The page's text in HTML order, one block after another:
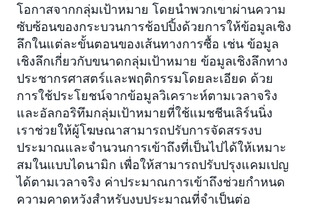
โอกาสจากกลุ่มเป้าหมาย โดยนำพวกเขาผ่านความ
ซับซ้อนของกระบวนการช้อปปิ้งด้วยการให้ข้อมูลเชิง
ลึกในแต่ละขั้นตอนของเส้นทางการซื้อ เช่น ข้อมูล
เชิงลึกเกี่ยวกับขนาดกลุ่มเป้าหมาย ข้อมูลเชิงลึกทาง
ประชากรศาสตร์และพฤติกรรมโดยละเอียด ด้วย
การใช้ประโยชน์จากข้อมูลวิเคราะห์ตามเวลาจริง
และอัลกอริทึมกลุ่มเป้าหมายที่ใช้แมชชีนเลิร์นนิ่ง
เราช่วยให้ผู้โฆษณาสามารถปรับการจัดสรรงบ
ประมาณและจำนวนการเข้าถึงที่เป็นไปได้ให้เหมาะ
สมในแบบไดนามิก เพื่อให้สามารถปรับปรุงแคมเปญ
ได้ตามเวลาจริง ค่าประมาณการเข้าถึงช่วยกำหนด
ความคาดหวังสำหรับงบประมาณที่จำเป็นต่อ